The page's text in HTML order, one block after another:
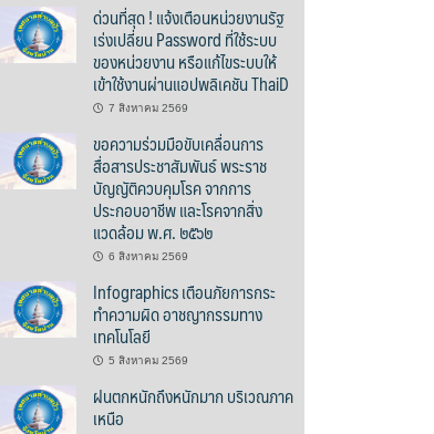
ด่วนที่สุด ! แจ้งเตือนหน่วยงานรัฐ
เร่งเปลี่ยน Password ที่ใช้ระบบ
ของหน่วยงาน หรือแก้ไขระบบให้
เข้าใช้งานผ่านแอปพลิเคชัน ThaiD
7 สิงหาคม 2569
ขอความร่วมมือขับเคลื่อนการ
สื่อสารประชาสัมพันธ์ พระราช
บัญญัติควบคุมโรค จากการ
ประกอบอาชีพ และโรคจากสิ่ง
แวดล้อม พ.ศ. ๒๕๖๒
6 สิงหาคม 2569
Infographics เตือนภัยการกระ
ทำความผิด อาชญากรรมทาง
เทคโนโลยี
5 สิงหาคม 2569
ฝนตกหนักถึงหนักมาก บริเวณภาค
เหนือ